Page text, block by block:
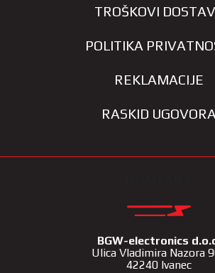
TROŠKOVI
POLITIKA
REKLAMACIJE
RASKID UGOVORA
BGW-electronics
Ulica Vladimira Nazora
42240 Ivanec